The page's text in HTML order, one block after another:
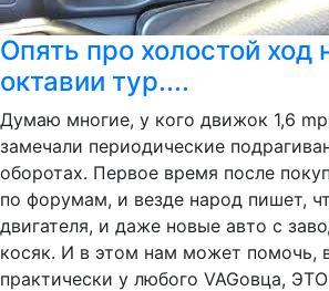
Опять про холостой ход
октавии тур....
Думаю многие, у кого движок 1,6 mpi
замечали периодические
оборотах. Первое время после
по форумам, и везде народ пишет,
двигателя, и даже новые авто с
косяк. И в этом нам может помочь,
практически у любого VAGовца,